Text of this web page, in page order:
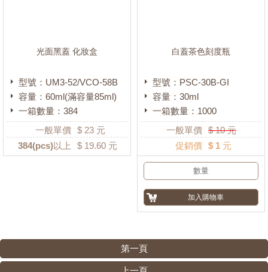
光面黑蓋 化妝盒
型號：UM3-52/VCO-58B
容量：60ml(滿容量85ml)
一箱數量：384
一般單價 $ 23 元
384(pcs)以上 $ 19.60 元
白蓋茶色刻度瓶
型號：PSC-30B-GI
容量：30ml
一箱數量：1000
一般單價 $10元
促銷價 $ 1 元
第一頁